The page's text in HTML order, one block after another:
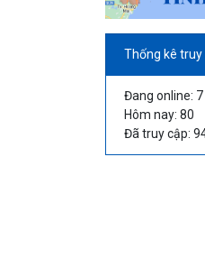
Thống kê truy
Đang online: 7
Hôm nay: 80
Đã truy cập: